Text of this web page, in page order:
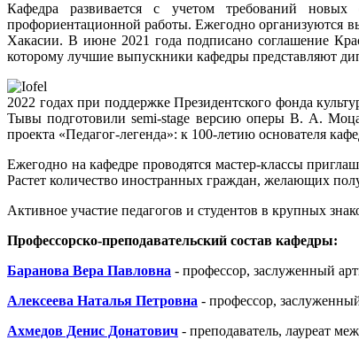
Кафедра развивается с учетом требований новых
профориентационной работы. Ежегодно организуются
Хакасии. В июне 2021 года подписано соглашение
которому лучшие выпускники кафедры представляют
2022 годах при поддержке Президентского фонда
Тывы подготовили semi-stage версию оперы В. А.
проекта «Педагог-легенда»: к 100-летию основателя
Ежегодно на кафедре проводятся мастер-классы
Растет количество иностранных граждан, желающих
Активное участие педагогов и студентов в крупных
Профессорско-преподавательский состав кафедры:
Баранова Вера Павловна - профессор, заслуженный
Алексеева Наталья Петровна - профессор,
Ахмедов Денис Донатович - преподаватель, лауреат
вокальных
школ
Москвы,
Ленинграда,
Горького
и
других
городов.
числе
первых
кафедры
были
поистине
признанные
сегодня
мастера:
народный
артист